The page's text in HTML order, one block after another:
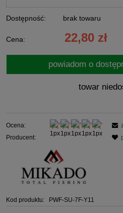
Dostępność: brak towaru
Cena: 22,80 zł
powiadom o
towar
Ocena:
Producent:
Kod produktu: PWF-SU-7F-Y11